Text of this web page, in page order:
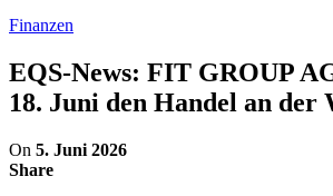
Finanzen
EQS-News: FIT GROUP
18. Juni den Handel an der
On 5. Juni 2026
Share